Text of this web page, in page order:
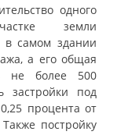
одного
земли
в самом здании
а его общая
не более 500
застройки под
процента от
постройку